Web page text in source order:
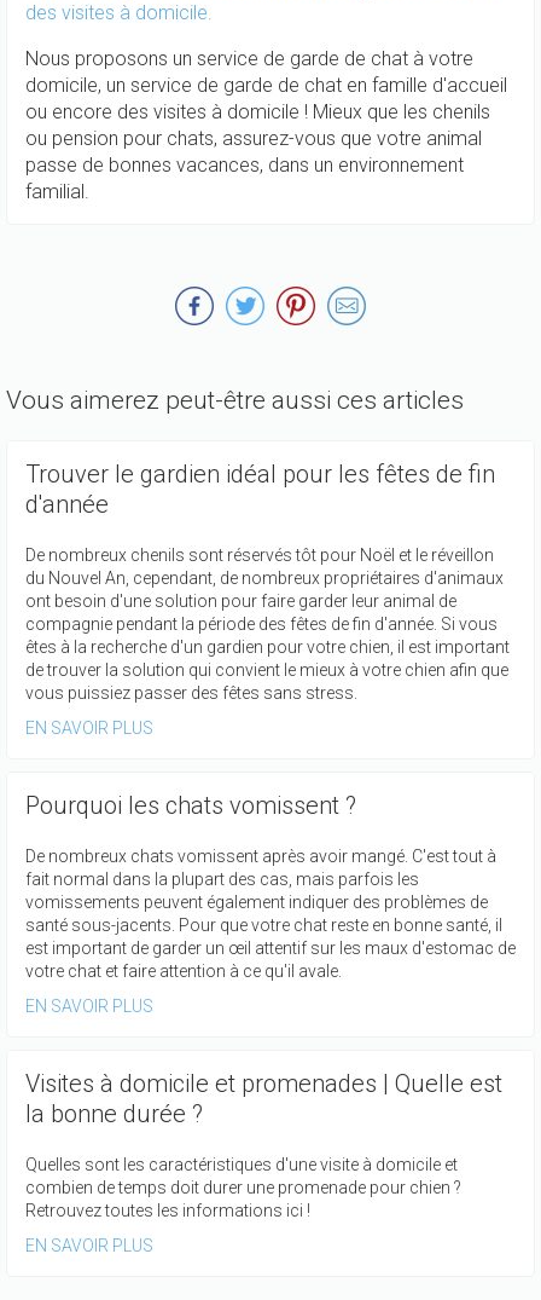
des visites à domicile.
Nous proposons un service de garde de chat à votre
domicile, un service de garde de chat en famille d'accueil
ou encore des visites à domicile ! Mieux que les chenils
ou pension pour chats, assurez-vous que votre animal
passe de bonnes vacances, dans un environnement
familial.
Vous aimerez peut-être aussi ces articles
Trouver le gardien idéal pour les fêtes de fin
d'année
De nombreux chenils sont réservés tôt pour Noël et le réveillon
du Nouvel An, cependant, de nombreux propriétaires d'animaux
ont besoin d'une solution pour faire garder leur animal de
compagnie pendant la période des fêtes de fin d'année. Si vous
êtes à la recherche d'un gardien pour votre chien, il est important
de trouver la solution qui convient le mieux à votre chien afin que
vous puissiez passer des fêtes sans stress.
EN SAVOIR PLUS
Pourquoi les chats vomissent ?
De nombreux chats vomissent après avoir mangé. C'est tout à
fait normal dans la plupart des cas, mais parfois les
vomissements peuvent également indiquer des problèmes de
santé sous-jacents. Pour que votre chat reste en bonne santé, il
est important de garder un œil attentif sur les maux d'estomac de
votre chat et faire attention à ce qu'il avale.
EN SAVOIR PLUS
Visites à domicile et promenades | Quelle est
la bonne durée ?
Quelles sont les caractéristiques d'une visite à domicile et
combien de temps doit durer une promenade pour chien ?
Retrouvez toutes les informations ici !
EN SAVOIR PLUS